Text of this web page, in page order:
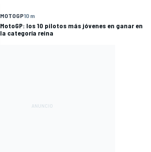
MOTOGP10 m
MotoGP: los 10 pilotos más jóvenes en ganar en
la categoría reina